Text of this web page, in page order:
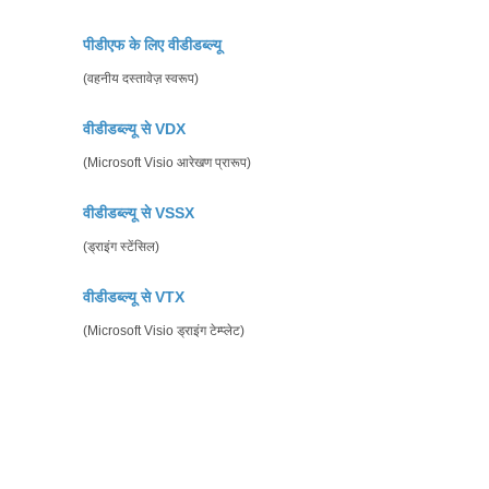
पीडीएफ के लिए वीडीडब्ल्यू
(वहनीय दस्तावेज़ स्वरूप)
वीडीडब्ल्यू से VDX
(Microsoft Visio आरेखण प्रारूप)
वीडीडब्ल्यू से VSSX
(ड्राइंग स्टेंसिल)
वीडीडब्ल्यू से VTX
(Microsoft Visio ड्राइंग टेम्प्लेट)